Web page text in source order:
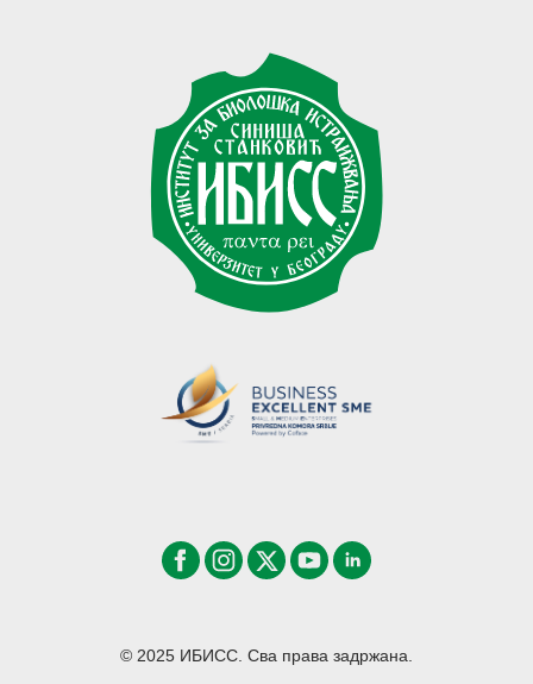
© 2025 ИБИСС. Сва права задржана.